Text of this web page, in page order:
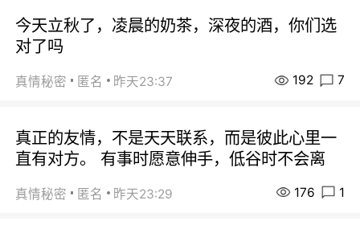
今天立秋了，凌晨的奶茶，深夜的酒，你们选
对了吗
真情秘密 匿名 昨天23:37 192 7
真正的友情，不是天天联系，而是彼此心里一
直有对方。 有事时愿意伸手，低谷时不会离
真情秘密 匿名 昨天23:29 176 1